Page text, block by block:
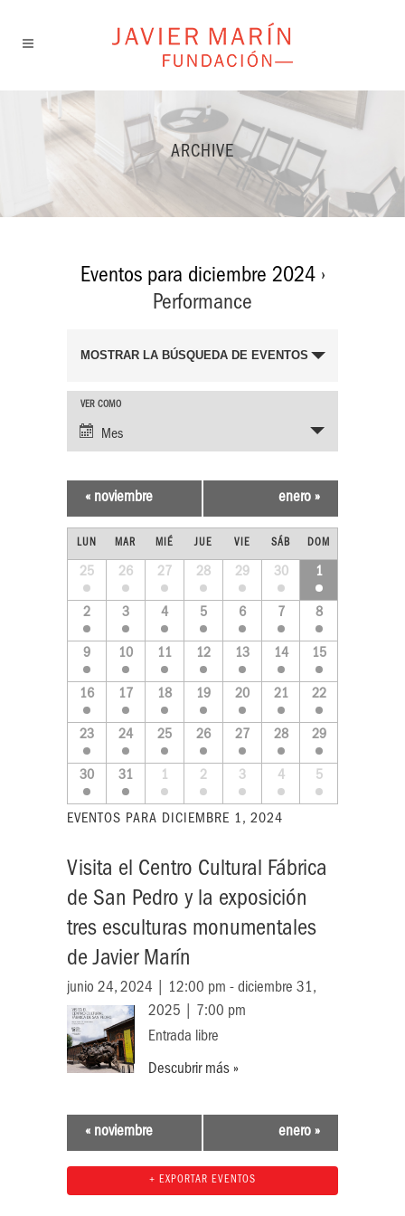
ARCHIVE
Eventos para diciembre 2024›
Performance
BÚSQUEDA
Y
NAVEGACIÓ
DE
VISTAS
DE
EVENTOS
MOSTRAR LA BÚSQUEDA DE EVENTOS
NAVEGACIÓN
DE
VISTAS
DE
EVENTO
VER COMO
Mes
« noviembre enero »
CALENDARIO
DE
EVENTOS
Calendario
Eventos
LUN MAR MIÉ JUE VIE SÁB DOM
25 26 27 28 29 30 1
2 3 4 5 6 7 8
9 10 11 12 13 14 15
16 17 18 19 20 21 22
23 24 25 26 27 28 29
30 31 1 2 3 4 5
EVENTOS PARA DICIEMBRE 1, 2024
Visita el Centro Cultural Fábrica
de San Pedro y la exposición
tres esculturas monumentales
de Javier Marín
junio 24, 2024 | 12:00 pm - diciembre 31,
2025 | 7:00 pm
Entrada libre
Descubrir más »
« noviembre enero »
+ EXPORTAR EVENTOS